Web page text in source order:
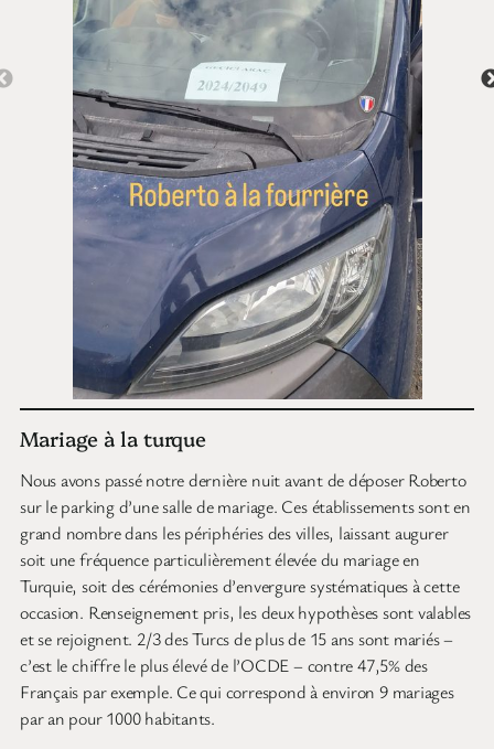
Mariage à la turque
Nous avons passé notre dernière nuit avant de déposer Roberto
sur le parking d’une salle de mariage. Ces établissements sont en
grand nombre dans les périphéries des villes, laissant augurer
soit une fréquence particulièrement élevée du mariage en
Turquie, soit des cérémonies d’envergure systématiques à cette
occasion. Renseignement pris, les deux hypothèses sont valables
et se rejoignent. 2/3 des Turcs de plus de 15 ans sont mariés –
c’est le chiffre le plus élevé de l’OCDE – contre 47,5% des
Français par exemple. Ce qui correspond à environ 9 mariages
par an pour 1000 habitants.